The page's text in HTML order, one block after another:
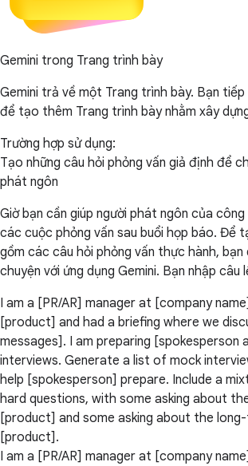
Gemini trong Trang trình bày
Gemini trả về một Trang trình bày. Bạn
để tạo thêm Trang trình bày nhằm xây
Trường hợp sử dụng:
Tạo những câu hỏi phỏng vấn giả định để
phát ngôn
Giờ bạn cần giúp người phát ngôn của
các cuộc phỏng vấn sau buổi họp báo. Để
gồm các câu hỏi phỏng vấn thực hành,
chuyện với ứng dụng Gemini. Bạn nhập câu
I am a [PR/AR] manager at [company
[product] and had a briefing where we
messages]. I am preparing
interviews. Generate a list of mock
help [spokesperson] prepare. Include a
hard questions, with some asking about
[product] and some asking about the
[product].
I am a [PR/AR] manager at [company